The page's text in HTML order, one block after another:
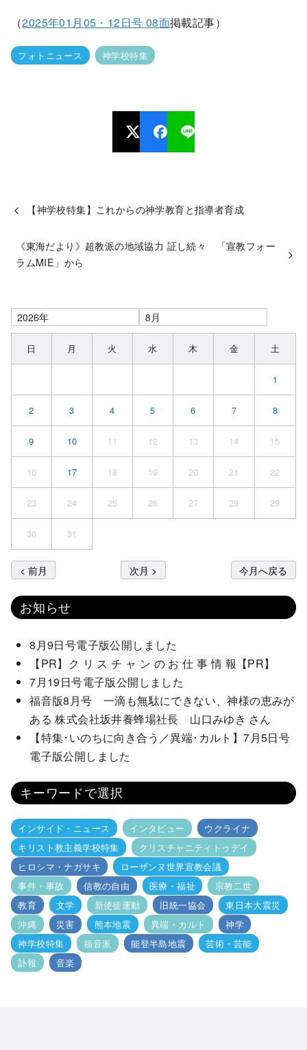
（2025年01月05・12日号 08面掲載記事）
フォトニュース 神学校特集
【神学校特集】これからの神学教育と指導者育成
《東海だより》超教派の地域協力 証し続々 「宣教フォー
ラムMIE」から
日 月 火 水 木 金 土
1
2 3 4 5 6 7 8
9 10 11 12 13 14 15
16 17 18 19 20 21 22
23 24 25 26 27 28 29
30 31
< 前月 次月 > 今月へ戻る
お知らせ
8月9日号電子版公開しました
【PR】ク リ ス チ ャ ン の お 仕 事 情 報【PR】
7月19日号電子版公開しました
福音版8月号 一滴も無駄にできない、神様の恵みが
ある 株式会社坂井養蜂場社長 山口みゆき さん
【特集･いのちに向き合う／異端･カルト】7月5日号
電子版公開しました
キーワードで選択
インサイド・ニュース インタビュー
ウクライナ
キリスト教主義学校特集
クリスチャニティトゥデイ
ヒロシマ・ナガサキ
ローザンヌ世界宣教会議
事件・事故
信教の自由 医療・福祉
宗教二世
教育
文学 新使徒運動 旧統一協会
東日本大震災
沖縄
災害 熊本地震 異端・カルト
神学
神学校特集
福音派 能登半島地震
芸術・芸能
訃報
音楽